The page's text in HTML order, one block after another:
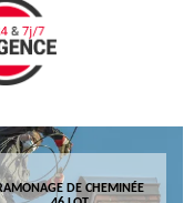
DE CHEMINÉE